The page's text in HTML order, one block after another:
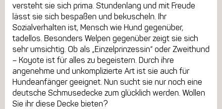
versteht sie sich prima. Stundenlang und mit Freude
lässt sie sich bespaßen und bekuscheln. Ihr
Sozialverhalten ist, Mensch wie Hund gegenüber,
tadellos. Besonders Welpen gegenüber zeigt sie sich
sehr umsichtig. Ob als „Einzelprinzessin“ oder Zweithund
– Koyote ist für alles zu begeistern. Durch ihre
angenehme und unkomplizierte Art ist sie auch für
Hundeanfänger geeignet. Nun sucht sie nur noch eine
deutsche Schmusedecke zum glücklich werden. Wollen
Sie ihr diese Decke bieten?